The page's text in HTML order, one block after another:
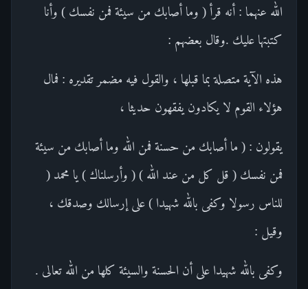
الله عنهما : أنه قرأ ( وما أصابك من سيئة فمن نفسك ) وأنا
كتبتها عليك .وقال بعضهم :
هذه الآية متصلة بما قبلها ، والقول فيه مضمر تقديره : فمال
هؤلاء القوم لا يكادون يفقهون حديثا ،
يقولون : ( ما أصابك من حسنة فمن الله وما أصابك من سيئة
فمن نفسك ( قل كل من عند الله ) ( وأرسلناك ) يا محمد (
للناس رسولا وكفى بالله شهيدا ) على إرسالك وصدقك ،
وقيل :
وكفى بالله شهيدا على أن الحسنة والسيئة كلها من الله تعالى .